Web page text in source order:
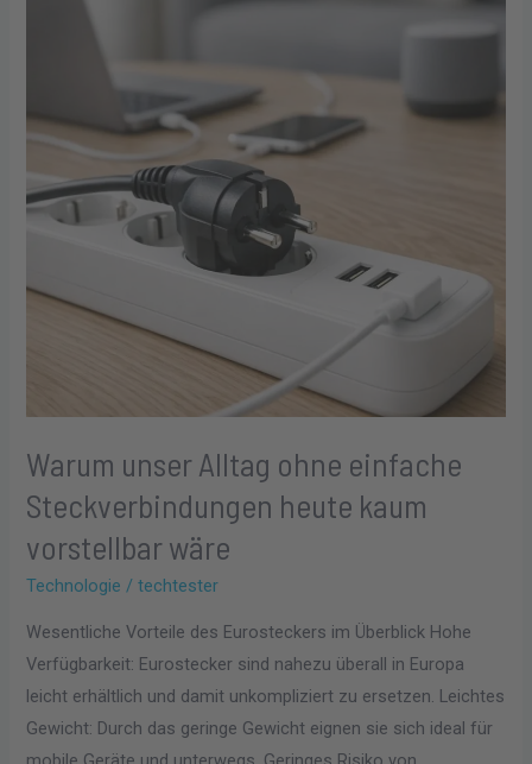
Warum unser Alltag ohne einfache
Steckverbindungen heute kaum
vorstellbar wäre
Technologie /techtester
Wesentliche Vorteile des Eurosteckers im Überblick Hohe
Verfügbarkeit: Eurostecker sind nahezu überall in Europa
leicht erhältlich und damit unkompliziert zu ersetzen. Leichtes
Gewicht: Durch das geringe Gewicht eignen sie sich ideal für
Steckverbindungen
heute
kaum
vorstellbar